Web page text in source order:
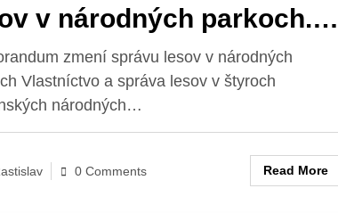
v národných parkoch.
prechádza pod
zmení správu lesov v národných
Vlastníctvo a správa lesov v štyroch
národných…
0 Comments Read More